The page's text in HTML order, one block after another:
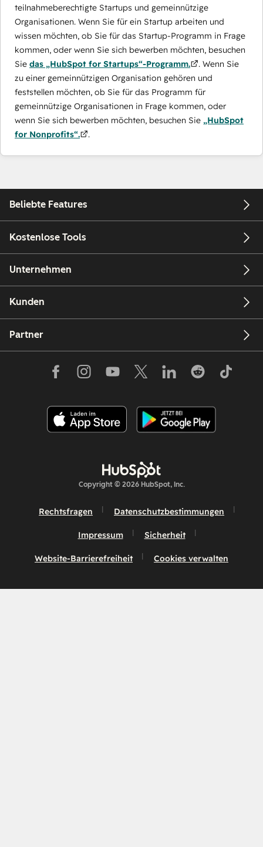
teilnahmeberechtigte Startups und gemeinnützige
Organisationen. Wenn Sie für ein Startup arbeiten und
wissen möchten, ob Sie für das Startup-Programm in Frage
kommen, oder wenn Sie sich bewerben möchten, besuchen
Sie das „HubSpot for Startups“-Programm.
. Wenn Sie
zu einer gemeinnützigen Organisation gehören und
feststellen möchten, ob Sie für das Programm für
gemeinnützige Organisationen in Frage kommen, oder
wenn Sie sich bewerben möchten, besuchen Sie „HubSpot
for Nonprofits“.
.
Beliebte Features
Kostenlose Tools
Unternehmen
Kunden
Partner
Copyright © 2026 HubSpot, Inc.
Rechtsfragen Datenschutzbestimmungen
Impressum Sicherheit
Website-Barrierefreiheit Cookies verwalten